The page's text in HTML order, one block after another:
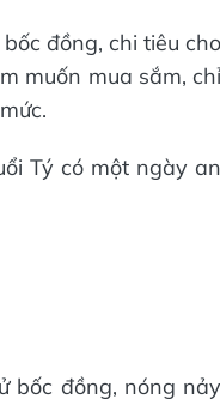
đồng, chi tiêu cho
muốn mua sắm, chỉ
Tý có một ngày
bốc đồng, nóng nảy